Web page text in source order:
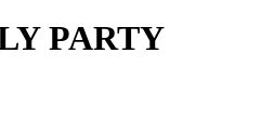
PARTY